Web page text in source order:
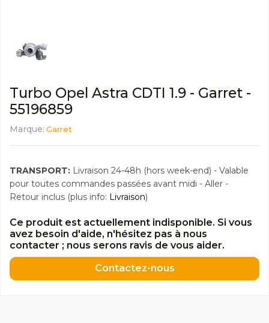
Turbo Opel Astra CDTI 1.9 - Garret -
55196859
Marque: Garret
TRANSPORT: Livraison 24-48h (hors week-end) - Valable
pour toutes commandes passées avant midi - Aller -
Retour inclus (plus info: Livraison)
Ce produit est actuellement indisponible. Si vous
avez besoin d'aide, n'hésitez pas à nous
contacter ; nous serons ravis de vous aider.
Contactez-nous